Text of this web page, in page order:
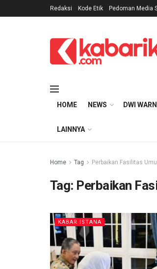
Redaksi Kode Etik Pedoman Media
HOME NEWS DWI
LAINNYA
Home Tag Perbaikan Fasilitas
Tag: Perbaikan
KABAR ISTANA